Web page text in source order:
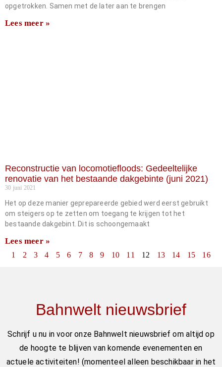
opgetrokken. Samen met de later aan te brengen
Lees meer »
Reconstructie van locomotiefloods: Gedeeltelijke
renovatie van het bestaande dakgebinte (juni 2021)
30 juni 2021
Het op deze manier geprepareerde gebied werd eerst gebruikt
om steigers op te zetten om toegang te krijgen tot het
bestaande dakgebint. Dit is schoongemaakt
Lees meer »
1 2 3 4 5 6 7 8 9 10 11 12 13 14 15 16
Bahnwelt nieuwsbrief
Schrijf u nu in voor onze Bahnwelt nieuwsbrief om altijd op
de hoogte te blijven van komende evenementen en
actuele activiteiten! (momenteel alleen beschikbaar in het